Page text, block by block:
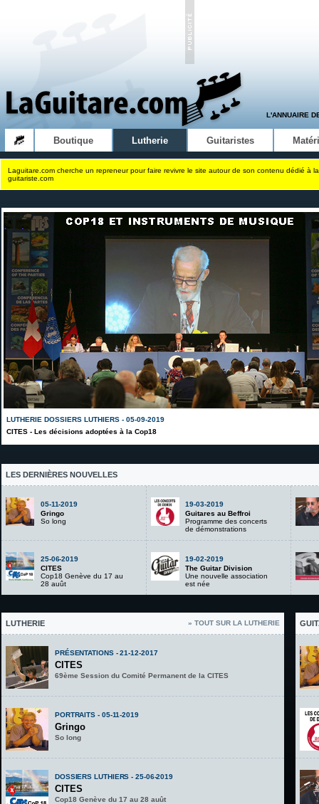
L'ANNUAIRE
Boutique Lutherie Guitaristes
Laguitare.com cherche un repreneur pour faire revivre le site autour de son contenu dédié à
guitariste.com
LUTHERIE DOSSIERS LUTHIERS - 05-09-2019
CITES - Les décisions adoptées à la Cop18
LES DERNIÈRES NOUVELLES
05-11-2019
Gringo
So long
25-06-2019
CITES
Cop18 Genève du 17 au
28 auût
19-03-2019
Guitares au Beffroi
Programme des concerts
de démonstrations
19-02-2019
The Guitar Division
Une nouvelle association
est née
LUTHERIE » TOUT SUR LA LUTHERIE
PRÉSENTATIONS - 21-12-2017
CITES
69ème Session du Comité Permanent de la CITES
PORTRAITS - 05-11-2019
Gringo
So long
DOSSIERS LUTHIERS - 25-06-2019
CITES
Cop18 Genève du 17 au 28 auût